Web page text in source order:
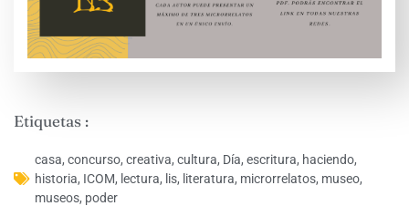
Etiquetas :
casa, concurso, creativa, cultura, Día, escritura, haciendo,
historia, ICOM, lectura, lis, literatura, microrrelatos, museo,
museos, poder